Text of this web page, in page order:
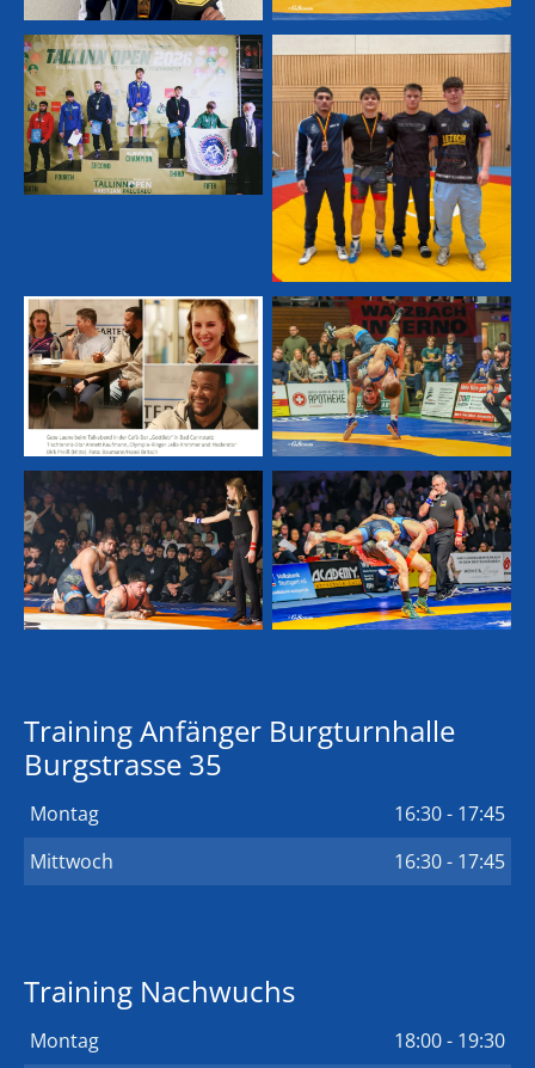
Training Anfänger Burgturnhalle
Burgstrasse 35
Montag
16:30 - 17:45
Mittwoch
16:30 - 17:45
Training Nachwuchs
Montag
18:00 - 19:30